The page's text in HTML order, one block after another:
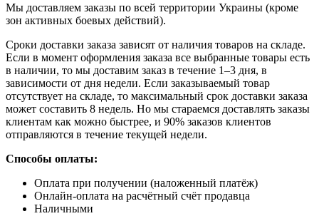
Мы доставляем заказы по всей территории Украины (кроме
зон активных боевых действий).
Сроки доставки заказа зависят от наличия товаров на складе.
Если в момент оформления заказа все выбранные товары есть
в наличии, то мы доставим заказ в течение 1–3 дня, в
зависимости от дня недели. Если заказываемый товар
отсутствует на складе, то максимальный срок доставки заказа
может составить 8 недель. Но мы стараемся доставлять заказы
клиентам как можно быстрее, и 90% заказов клиентов
отправляются в течение текущей недели.
Способы оплаты:
Оплата при получении (наложенный платёж)
Онлайн-оплата на расчётный счёт продавца
Наличными